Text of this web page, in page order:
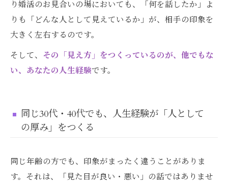
り婚活のお見合いの場においても、「何を話したか」よ
りも「どんな人として見えているか」が、相手の印象を
大きく左右するのです。
そして、 その「見え方」をつくっているのが、他でもな
い、あなたの人生経験です。
同じ30代・40代でも、人生経験が「人として
の厚み」をつくる
同じ年齢の方でも、印象がまったく違うことがありま
す。それは、「見た目が良い・悪い」の話ではありませ